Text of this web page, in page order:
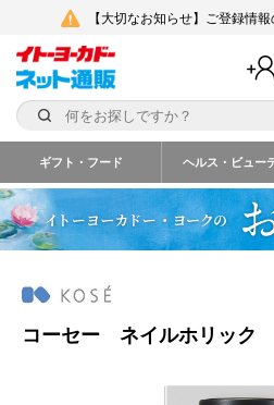
【大切なお知らせ】ご登録情
ギフト・フード ヘルス・ビュー
コーセー ネイルホリッ